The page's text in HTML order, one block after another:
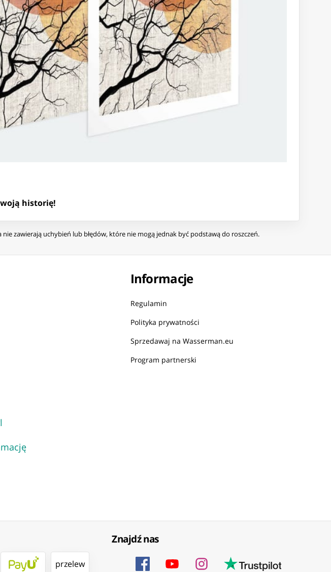
historię!
zawierają uchybień lub błędów, które nie mogą jednak być podstawą do roszczeń.
Informacje
Regulamin
Polityka prywatności
Sprzedawaj na Wasserman.eu
Program partnerski
przelew
Znajdź nas